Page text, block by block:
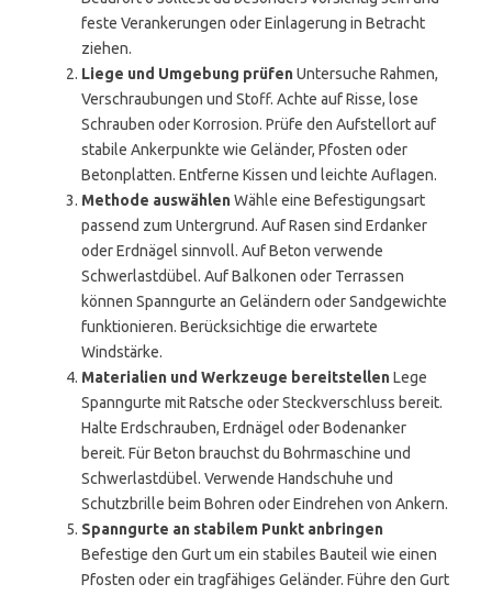
feste Verankerungen oder Einlagerung in Betracht
ziehen.
Liege und Umgebung prüfenUntersuche Rahmen,
Verschraubungen und Stoff. Achte auf Risse, lose
Schrauben oder Korrosion. Prüfe den Aufstellort auf
stabile Ankerpunkte wie Geländer, Pfosten oder
Betonplatten. Entferne Kissen und leichte Auflagen.
Methode auswählenWähle eine Befestigungsart
passend zum Untergrund. Auf Rasen sind Erdanker
oder Erdnägel sinnvoll. Auf Beton verwende
Schwerlastdübel. Auf Balkonen oder Terrassen
können Spanngurte an Geländern oder Sandgewichte
funktionieren. Berücksichtige die erwartete
Windstärke.
Materialien und Werkzeuge bereitstellenLege
Spanngurte mit Ratsche oder Steckverschluss bereit.
Halte Erdschrauben, Erdnägel oder Bodenanker
bereit. Für Beton brauchst du Bohrmaschine und
Schwerlastdübel. Verwende Handschuhe und
Schutzbrille beim Bohren oder Eindrehen von Ankern.
Spanngurte an stabilem Punkt anbringen
Befestige den Gurt um ein stabiles Bauteil wie einen
Pfosten oder ein tragfähiges Geländer. Führe den Gurt